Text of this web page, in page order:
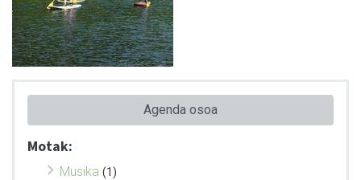
Agenda osoa
Motak:
Musika (1)